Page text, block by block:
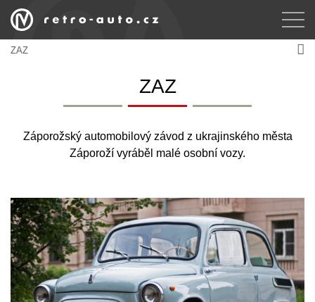
ZAZ
ZAZ
Záporožský automobilový závod z ukrajinského města
Záporoží vyráběl malé osobní vozy.